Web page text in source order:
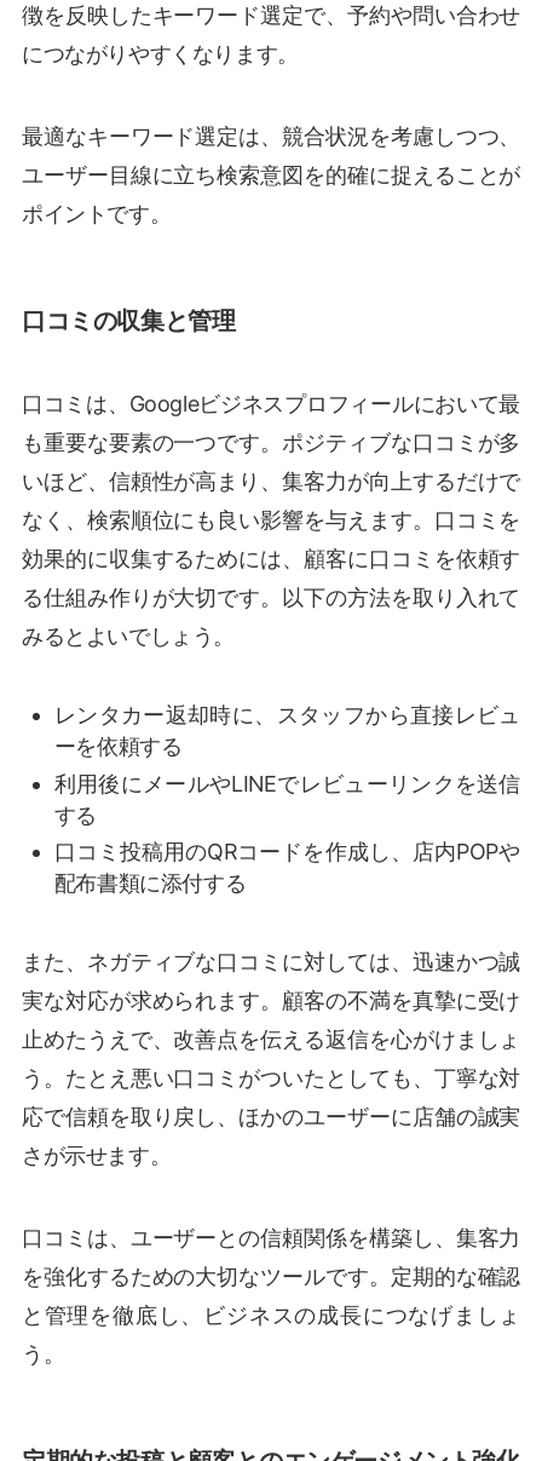
徴を反映したキーワード選定で、予約や問い合わせ
につながりやすくなります。
最適なキーワード選定は、競合状況を考慮しつつ、
ユーザー目線に立ち検索意図を的確に捉えることが
ポイントです。
口コミの収集と管理
口コミは、Googleビジネスプロフィールにおいて最
も重要な要素の一つです。ポジティブな口コミが多
いほど、信頼性が高まり、集客力が向上するだけで
なく、検索順位にも良い影響を与えます。口コミを
効果的に収集するためには、顧客に口コミを依頼す
る仕組み作りが大切です。以下の方法を取り入れて
みるとよいでしょう。
レンタカー返却時に、スタッフから直接レビュ
ーを依頼する
利用後にメールやLINEでレビューリンクを送信
する
口コミ投稿用のQRコードを作成し、店内POPや
配布書類に添付する
また、ネガティブな口コミに対しては、迅速かつ誠
実な対応が求められます。顧客の不満を真摯に受け
止めたうえで、改善点を伝える返信を心がけましょ
う。たとえ悪い口コミがついたとしても、丁寧な対
応で信頼を取り戻し、ほかのユーザーに店舗の誠実
さが示せます。
口コミは、ユーザーとの信頼関係を構築し、集客力
を強化するための大切なツールです。定期的な確認
と管理を徹底し、ビジネスの成長につなげましょ
う。